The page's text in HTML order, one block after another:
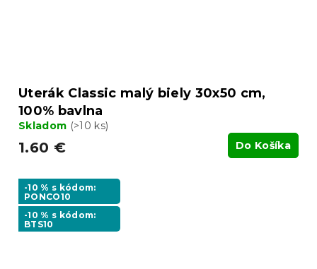
Uterák Classic malý biely 30x50 cm,
100% bavlna
Skladom (>10 ks)
1.60 € Do Košíka
-10 % s kódom:
PONCO10
-10 % s kódom:
BTS10